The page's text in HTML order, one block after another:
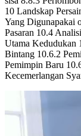
10 Landskap
Yang Digunapakai
Pasaran 10.4
Utama Kedudukan
Bintang 10.6.2
Pemimpin Baru
Kecemerlangan